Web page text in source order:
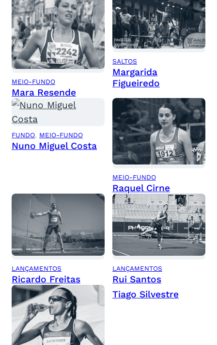
MEIO-FUNDO
Mara Resende
SALTOS
Margarida
Figueiredo
FUNDO, MEIO-FUNDO
Nuno Miguel Costa
MEIO-FUNDO
Raquel Cirne
LANÇAMENTOS
Ricardo Freitas
LANÇAMENTOS
Rui Santos
Tiago Silvestre